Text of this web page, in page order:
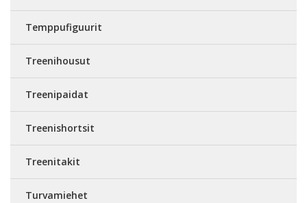
Temppufiguurit
Treenihousut
Treenipaidat
Treenishortsit
Treenitakit
Turvamiehet